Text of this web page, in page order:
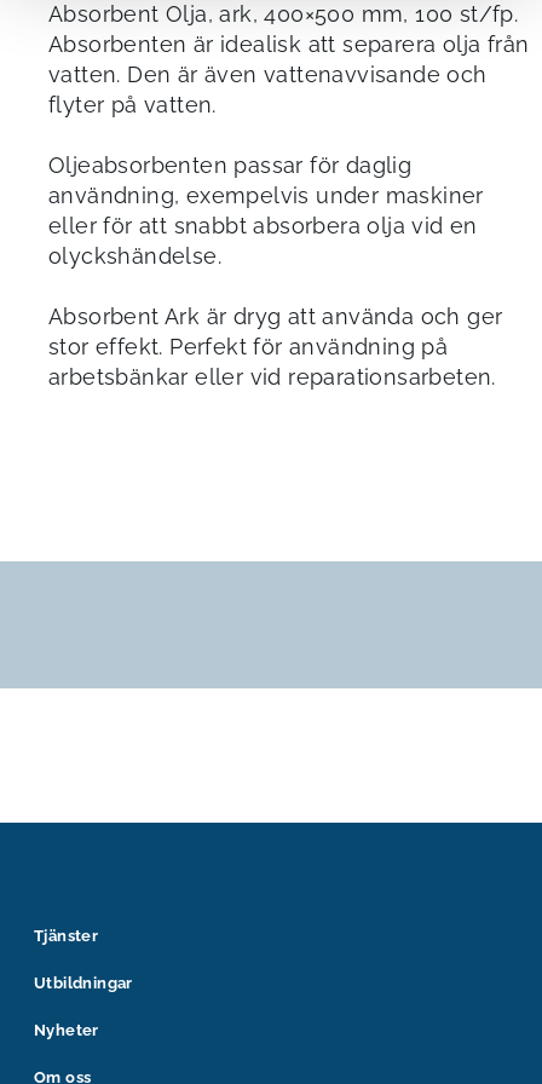
Absorbent Olja, ark, 400×500 mm, 100 st/fp.
Absorbenten är idealisk att separera olja från
vatten. Den är även vattenavvisande och
flyter på vatten.
Oljeabsorbenten passar för daglig
användning, exempelvis under maskiner
eller för att snabbt absorbera olja vid en
olyckshändelse.
Absorbent Ark är dryg att använda och ger
stor effekt. Perfekt för användning på
arbetsbänkar eller vid reparationsarbeten.
Tjänster
Utbildningar
Nyheter
Om oss